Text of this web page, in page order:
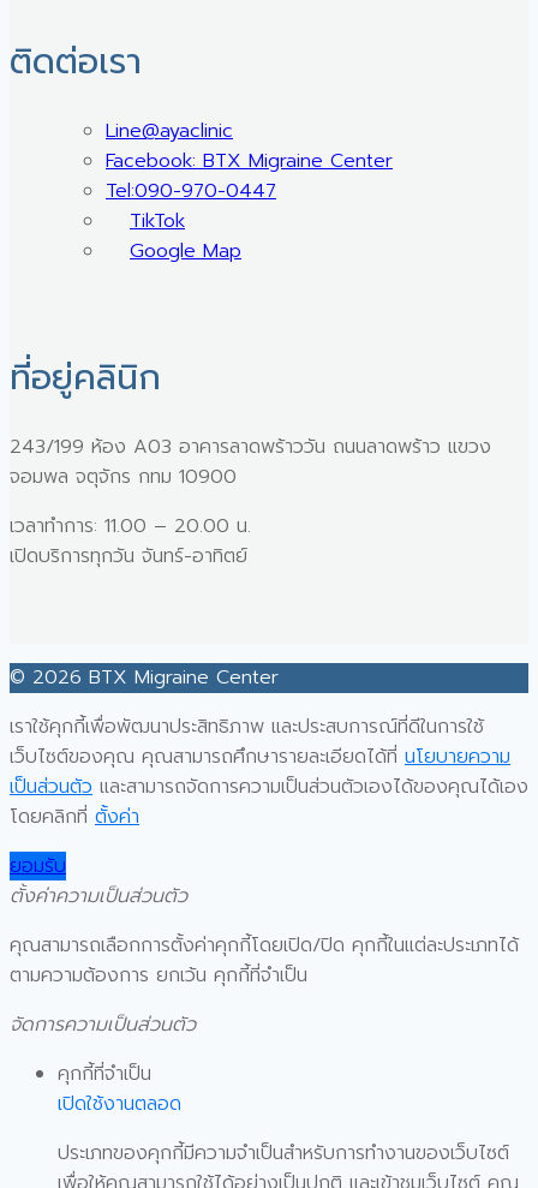
ติดต่อเรา
Line@ayaclinic
Facebook: BTX Migraine Center
Tel:090-970-0447
TikTok
Google Map
ที่อยู่คลินิก
243/199 ห้อง A03 อาคารลาดพร้าววัน ถนนลาดพร้าว แขวง
จอมพล จตุจักร กทม 10900
เวลาทำการ: 11.00 – 20.00 น.
เปิดบริการทุกวัน จันทร์-อาทิตย์
© 2026 BTX Migraine Center
เราใช้คุกกี้เพื่อพัฒนาประสิทธิภาพ และประสบการณ์ที่ดีในการใช้
เว็บไซต์ของคุณ คุณสามารถศึกษารายละเอียดได้ที่ นโยบายความ
เป็นส่วนตัว และสามารถจัดการความเป็นส่วนตัวเองได้ของคุณได้เอง
โดยคลิกที่ ตั้งค่า
ยอมรับ
ตั้งค่าความเป็นส่วนตัว
คุณสามารถเลือกการตั้งค่าคุกกี้โดยเปิด/ปิด คุกกี้ในแต่ละประเภทได้
ตามความต้องการ ยกเว้น คุกกี้ที่จำเป็น
จัดการความเป็นส่วนตัว
คุกกี้ที่จำเป็น
เปิดใช้งานตลอด
ประเภทของคุกกี้มีความจำเป็นสำหรับการทำงานของเว็บไซต์